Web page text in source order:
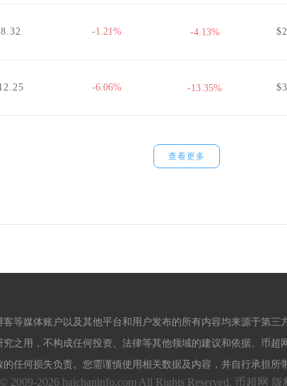
-1.21% -4.13%
-6.06% -13.35%
查看更多
等媒体账户以及其他平台和用户发布的所有内容均来源于第
之用，不构成任何投资、法律等其他领域的建议和依据。币
任何损失负责。您需谨慎使用相关数据及内容，并自行承担所
2009-2026 haichaninfo.com All Rights Reserved. 币超网 版